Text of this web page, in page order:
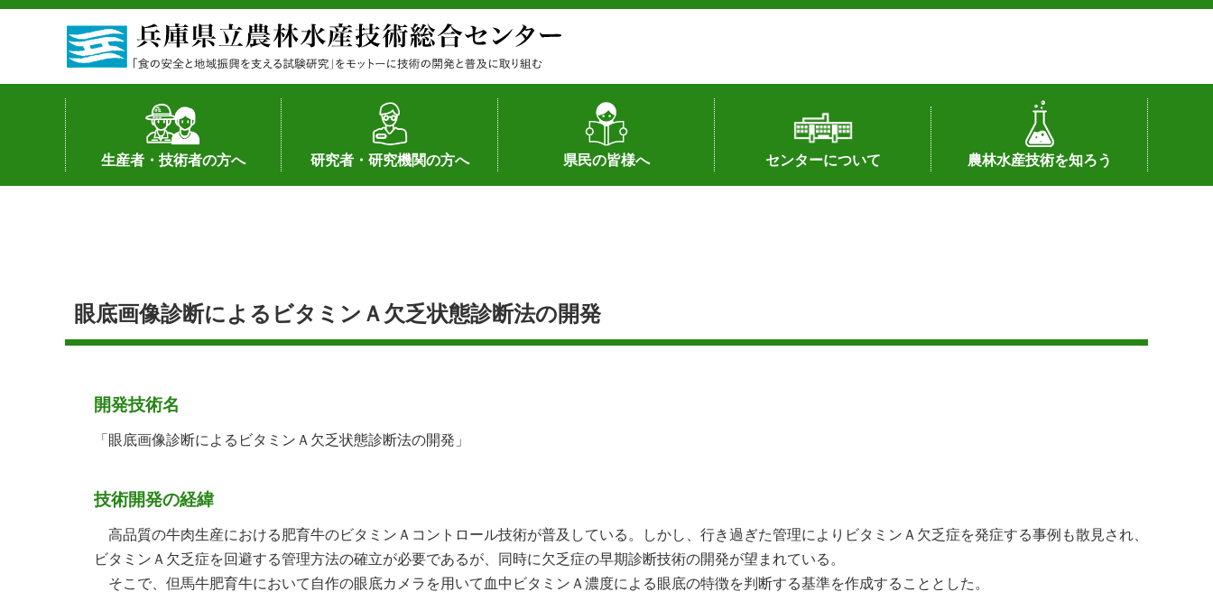
生産者・技術者の方へ
土地利用型作物
野菜
果樹・花き
加工・流通
経営･現地情報
環境病害虫
畜産
森林林業
水産
基幹種雄牛の紹介
研究者・研究機関の方へ
研究者の紹介
シーズ研究の成果
産学官連携
知的財産の保有状況（特許）
知的財産の保有状況（品種）
研究員の受入
研究活動不正行為への対応
公的研究資金への対応
県民の皆様へ
作物や園芸に関する新技術
畜産に関する新技術
森林林業に関する新技術
病害虫に関する新技術
食品加工に関する新技術
水産に関する新技術
作物や園芸に関する豆知識
病害虫に関する豆知識
畜産に関する豆知識
水産に関する豆知識
バイテク・農業環境・機械関係
食品加工に関する豆知識
森林林業に関する豆知識
センターについて
所長あいさつ
組織（各部署へのリンク）
アクセス
沿革
所内の施設配置図
農林水産技術を知ろう
センターの話題
私の試験研究
試験研究課題
第6期中期業務計画
オンライン研究報告
刊行物
知的財産に関する相談窓口
眼底画像診断によるビタミンＡ欠乏状態診断法の開発
開発技術名
「眼底画像診断によるビタミンＡ欠乏状態診断法の開発」
技術開発の経緯
高品質の牛肉生産における肥育牛のビタミンＡコントロール技術が普及している。しかし、行き過ぎた管理によりビタミンＡ欠乏症を発症する事例も散見され、
ビタミンＡ欠乏症を回避する管理方法の確立が必要であるが、同時に欠乏症の早期診断技術の開発が望まれている。
そこで、但馬牛肥育牛において自作の眼底カメラを用いて血中ビタミンＡ濃度による眼底の特徴を判断する基準を作成することとした。